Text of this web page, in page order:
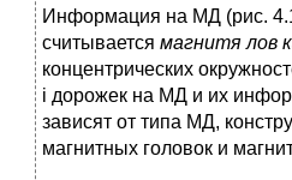
Информация на МД (рис.
считывается магнитя лов
концентрических
i дорожек на МД и их
зависят от типа МД,
магнитных головок и